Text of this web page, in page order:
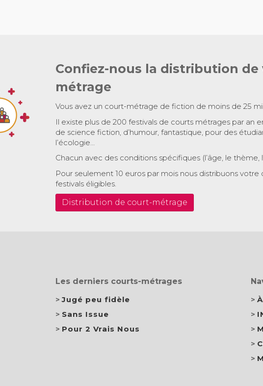
Confiez-nous la distribution
métrage
Vous avez un court-métrage de fiction de moins de 25
Il existe plus de 200 festivals de courts métrages par an
de science fiction, d’humour, fantastique, pour des
l’écologie…
Chacun avec des conditions spécifiques (l’âge, le thème,
Pour seulement 10 euros par mois nous distribuons
festivals éligibles.
Distribution de court-métrage
Les derniers courts-métrages
Jugé peu fidèle
Sans Issue
Pour 2 Vrais Nous